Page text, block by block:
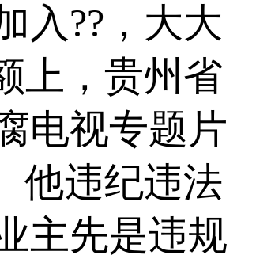
入??，大大
，贵州省
电视专题片
他违纪违法
主先是违规